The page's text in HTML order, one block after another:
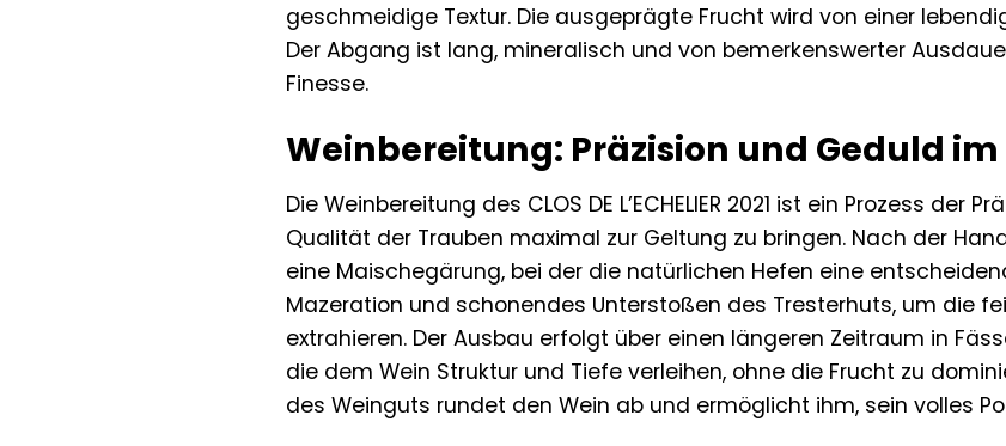
geschmeidige Textur. Die ausgeprägte Frucht wird von einer
Der Abgang ist lang, mineralisch und von bemerkenswerter
Finesse.
Weinbereitung: Präzision und Geduld
Die Weinbereitung des CLOS DE L’ECHELIER 2021 ist ein Prozess
Qualität der Trauben maximal zur Geltung zu bringen. Nach der
eine Maischegärung, bei der die natürlichen Hefen eine
Mazeration und schonendes Unterstoßen des Tresterhuts, um die
extrahieren. Der Ausbau erfolgt über einen längeren Zeitraum in
die dem Wein Struktur und Tiefe verleihen, ohne die Frucht zu
des Weinguts rundet den Wein ab und ermöglicht ihm, sein volles